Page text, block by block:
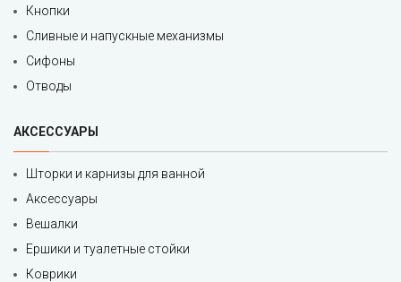
Кнопки
Сливные и напускные механизмы
Сифоны
Отводы
АКСЕССУАРЫ
Шторки и карнизы для ванной
Аксессуары
Вешалки
Ершики и туалетные стойки
Коврики